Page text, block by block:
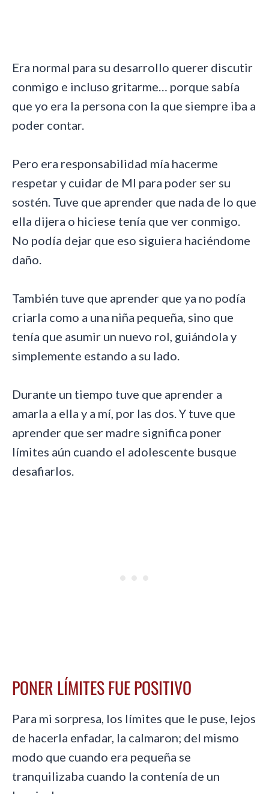
Era normal para su desarrollo querer discutir
conmigo e incluso gritarme… porque sabía
que yo era la persona con la que siempre iba a
poder contar.
Pero era responsabilidad mía hacerme
respetar y cuidar de MI para poder ser su
sostén. Tuve que aprender que nada de lo que
ella dijera o hiciese tenía que ver conmigo.
No podía dejar que eso siguiera haciéndome
daño.
También tuve que aprender que ya no podía
criarla como a una niña pequeña, sino que
tenía que asumir un nuevo rol, guiándola y
simplemente estando a su lado.
Durante un tiempo tuve que aprender a
amarla a ella y a mí, por las dos. Y tuve que
aprender que ser madre significa poner
límites aún cuando el adolescente busque
desafiarlos.
PONER LÍMITES FUE POSITIVO
Para mi sorpresa, los límites que le puse, lejos
de hacerla enfadar, la calmaron; del mismo
modo que cuando era pequeña se
tranquilizaba cuando la contenía de un